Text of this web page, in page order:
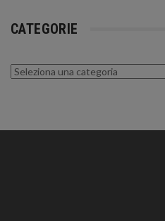
CATEGORIE
Categorie